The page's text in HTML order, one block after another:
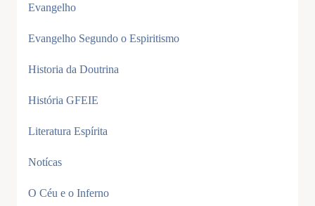
Evangelho
Evangelho Segundo o Espiritismo
Historia da Doutrina
História GFEIE
Literatura Espírita
Notícas
O Céu e o Inferno